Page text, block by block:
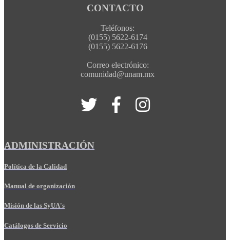
CONTACTO
Teléfonos:
(0155) 5622-6174
(0155) 5622-6176
Correo electrónico:
comunidad@unam.mx
ADMINISTRACIÓN
Política de la Calidad
Manual de organización
Misión de las SyUA's
Catálogos de Servicio